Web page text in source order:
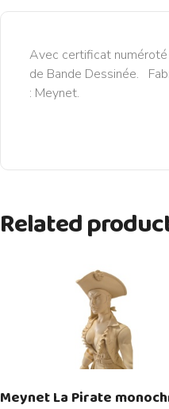
Avec certificat numéroté
de Bande Dessinée.
: Meynet.
Related
Meynet La Pirate